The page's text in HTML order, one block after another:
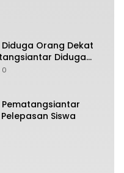
Diduga Orang Dekat
Diduga
ke Kontraktor
0
Pematangsiantar
Siswa